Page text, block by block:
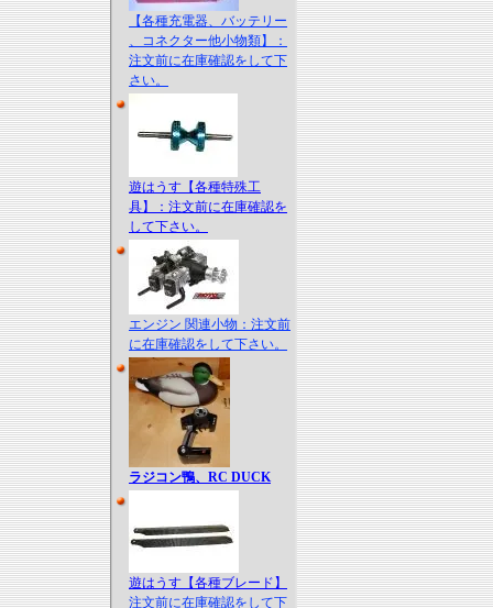
【各種充電器、バッテリー
、コネクター他小物類】：
注文前に在庫確認をして下
さい。
遊はうす【各種特殊工
具】：注文前に在庫確認を
して下さい。
エンジン 関連小物：注文前
に在庫確認をして下さい。
ラジコン鴨、RC DUCK
遊はうす【各種ブレード】
注文前に在庫確認をして下